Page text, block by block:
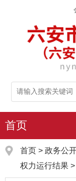
首页
首页 > 政务公
权力运行结果 >